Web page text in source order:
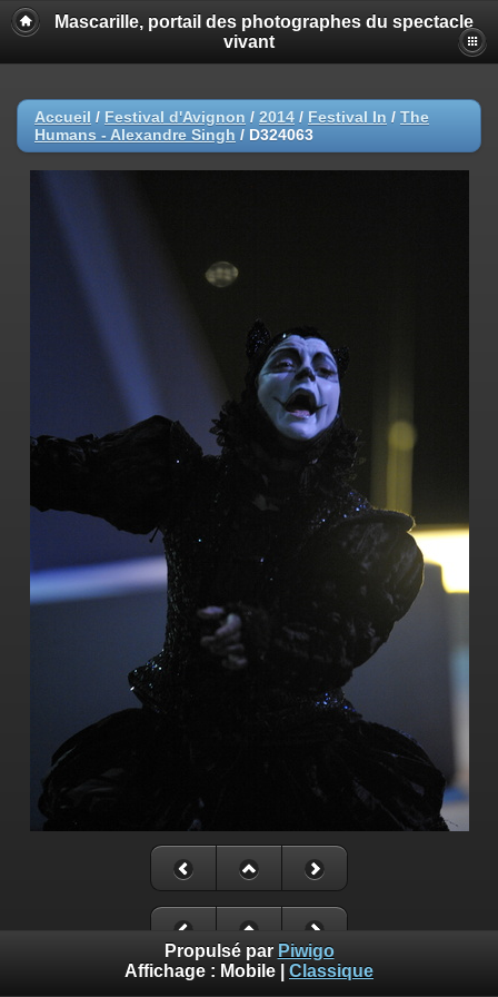
Mascarille, portail des photographes du spectacle
vivant
Accueil / Festival d'Avignon / 2014 / Festival In / The
Humans - Alexandre Singh / D324063
Propulsé par Piwigo
Affichage : Mobile Classique